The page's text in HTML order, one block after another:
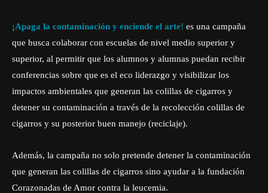
¡Apaga la contaminación y enciende el arte! es una campaña
que busca colaborar con escuelas de nivel medio superior y
superior, al permitir que los alumnos y alumnas puedan recibir
conferencias sobre que es el eco liderazgo y visibilizar los
impactos ambientales que generan las colillas de cigarros y
detener su contaminación a través de la recolección colillas de
cigarros y su posterior buen manejo (reciclaje).
Además, la campaña no solo pretende detener la contaminación
que generan las colillas de cigarros sino ayudar a la fundación
Corazonadas de Amor contra la leucemia.